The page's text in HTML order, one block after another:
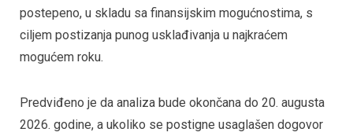
postepeno, u skladu sa finansijskim mogućnostima, s
ciljem postizanja punog usklađivanja u najkraćem
mogućem roku.
Predviđeno je da analiza bude okončana do 20. augusta
2026. godine, a ukoliko se postigne usaglašen dogovor